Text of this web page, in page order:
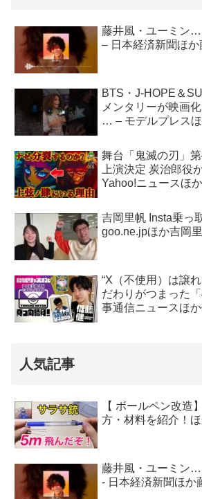
藤井風・ユーミン
– 日本経済新聞ほ
BTS・J-HOPE＆
メンタリーが映画
… – モデルプレス
舞台「鬼滅の刃」
上演決定 炭治郎役
Yahoo!ニュースほ
吉岡里帆 Insta乗っ
goo.ne.jpほか吉岡
“X（不使用）は譲
だわりがつまった
事通信ニュースほ
人気記事
【 ボールペン改造
方・材料を紹介！
藤井風・ユーミン
- 日本経済新聞ほか